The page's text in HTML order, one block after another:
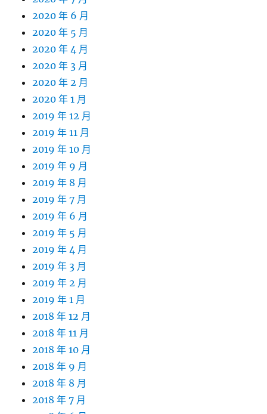
2020 年 6 月
2020 年 5 月
2020 年 4 月
2020 年 3 月
2020 年 2 月
2020 年 1 月
2019 年 12 月
2019 年 11 月
2019 年 10 月
2019 年 9 月
2019 年 8 月
2019 年 7 月
2019 年 6 月
2019 年 5 月
2019 年 4 月
2019 年 3 月
2019 年 2 月
2019 年 1 月
2018 年 12 月
2018 年 11 月
2018 年 10 月
2018 年 9 月
2018 年 8 月
2018 年 7 月